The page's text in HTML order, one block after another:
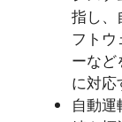
指し、
フトウ
ーなど
に対応
自動